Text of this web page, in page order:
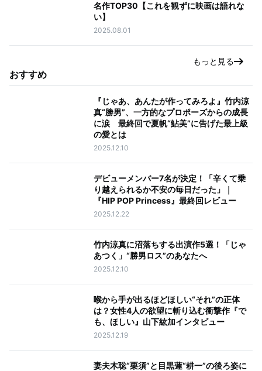
名作TOP30【これを観ずに映画は語れな
い】
2025.08.01
もっと見る
おすすめ
『じゃあ、あんたが作ってみろよ』竹内涼
真“勝男”、一方的なプロポーズからの成長
に涙 最終回で夏帆“鮎美”に告げた最上級
の愛とは
2025.12.10
デビューメンバー7名が決定！「辛くて乗
り越えられるか不安の毎日だった」｜
『HIP POP Princess』最終回レビュー
2025.12.22
竹内涼真に沼落ちする出演作5選！「じゃ
あつく」“勝男ロス”のあなたへ
2025.12.10
喉から手が出るほどほしい“それ”の正体
は？女性4人の欲望に斬り込む衝撃作『で
も、ほしい』山下紘加インタビュー
2025.12.19
妻夫木聡“栗須”と目黒蓮“耕一”の後ろ姿に